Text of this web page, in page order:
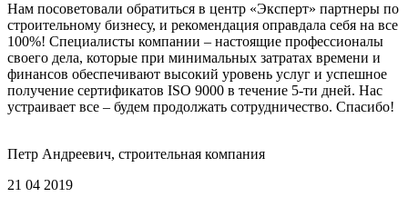
Нам посоветовали обратиться в центр «Эксперт» партнеры по
строительному бизнесу, и рекомендация оправдала себя на все
100%! Специалисты компании – настоящие профессионалы
своего дела, которые при минимальных затратах времени и
финансов обеспечивают высокий уровень услуг и успешное
получение сертификатов ISO 9000 в течение 5-ти дней. Нас
устраивает все – будем продолжать сотрудничество. Спасибо!
Петр Андреевич, строительная компания
21 04 2019